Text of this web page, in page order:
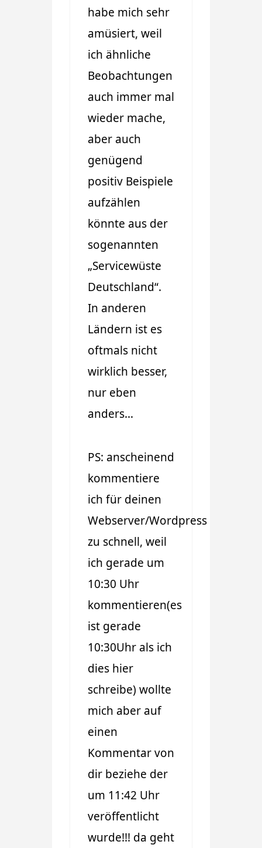
habe mich sehr
amüsiert, weil
ich ähnliche
Beobachtungen
auch immer mal
wieder mache,
aber auch
genügend
positiv Beispiele
aufzählen
könnte aus der
sogenannten
„Servicewüste
Deutschland“.
In anderen
Ländern ist es
oftmals nicht
wirklich besser,
nur eben
anders…
PS: anscheinend
kommentiere
ich für deinen
Webserver/Wordpress
zu schnell, weil
ich gerade um
10:30 Uhr
kommentieren(es
ist gerade
10:30Uhr als ich
dies hier
schreibe) wollte
mich aber auf
einen
Kommentar von
dir beziehe der
um 11:42 Uhr
veröffentlicht
wurde!!! da geht